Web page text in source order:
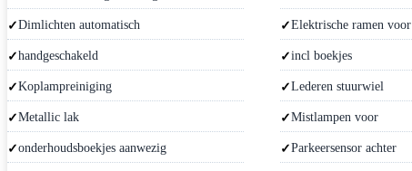
Dimlichten automatisch Elektrische ramen voor
handgeschakeld incl boekjes
Koplampreiniging Lederen stuurwiel
Metallic lak Mistlampen voor
onderhoudsboekjes aanwezig Parkeersensor achter